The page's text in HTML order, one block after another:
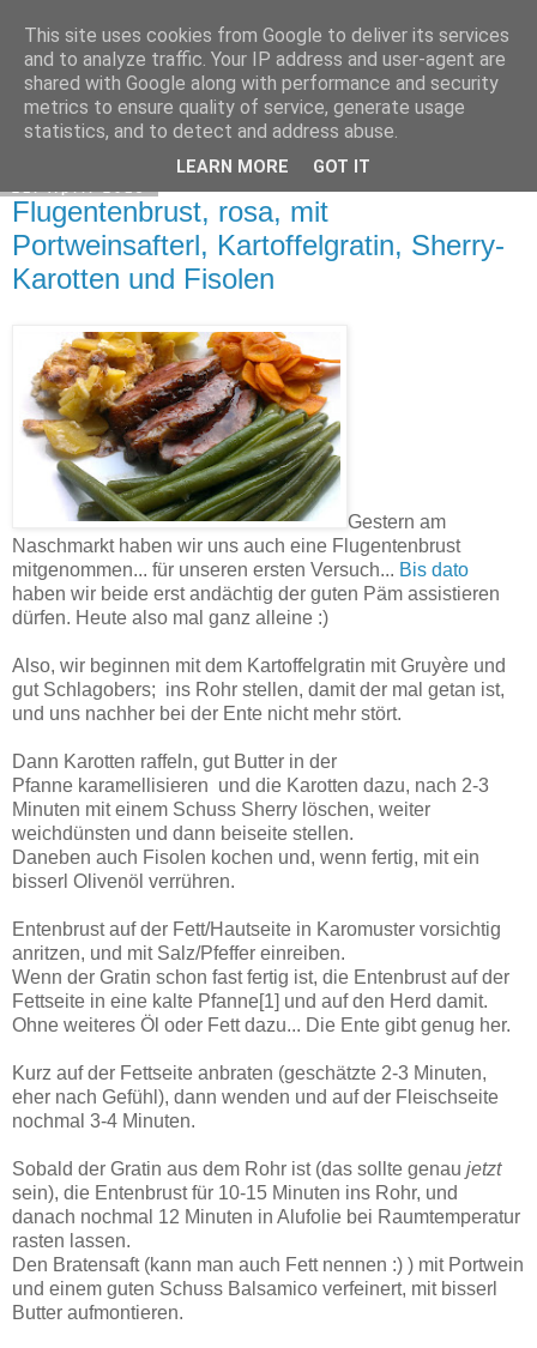
Exec Mampf
Flugentenbrust, rosa, mit
Portweinsafterl, Kartoffelgratin, Sherry-
Karotten und Fisolen
Gestern am
Naschmarkt haben wir uns auch eine Flugentenbrust
mitgenommen... für unseren ersten Versuch... Bis dato
haben wir beide erst andächtig der guten Päm assistieren
dürfen. Heute also mal ganz alleine :)
Also, wir beginnen mit dem Kartoffelgratin mit Gruyère und
gut Schlagobers; ins Rohr stellen, damit der mal getan ist,
und uns nachher bei der Ente nicht mehr stört.
Dann Karotten raffeln, gut Butter in der
Pfanne karamellisieren und die Karotten dazu, nach 2-3
Minuten mit einem Schuss Sherry löschen, weiter
weichdünsten und dann beiseite stellen.
Daneben auch Fisolen kochen und, wenn fertig, mit ein
bisserl Olivenöl verrühren.
Entenbrust auf der Fett/Hautseite in Karomuster vorsichtig
anritzen, und mit Salz/Pfeffer einreiben.
Wenn der Gratin schon fast fertig ist, die Entenbrust auf der
Fettseite in eine kalte Pfanne[1] und auf den Herd damit.
Ohne weiteres Öl oder Fett dazu... Die Ente gibt genug her.
Kurz auf der Fettseite anbraten (geschätzte 2-3 Minuten,
eher nach Gefühl), dann wenden und auf der Fleischseite
nochmal 3-4 Minuten.
Sobald der Gratin aus dem Rohr ist (das sollte genau jetzt
sein), die Entenbrust für 10-15 Minuten ins Rohr, und
danach nochmal 12 Minuten in Alufolie bei Raumtemperatur
rasten lassen.
Den Bratensaft (kann man auch Fett nennen :) ) mit Portwein
und einem guten Schuss Balsamico verfeinert, mit bisserl
Butter aufmontieren.
This site uses cookies from Google to deliver its services
and to analyze traffic. Your IP address and user-agent are
shared with Google along with performance and security
metrics to ensure quality of service, generate usage
statistics, and to detect and address abuse.
LEARN MORE GOT IT